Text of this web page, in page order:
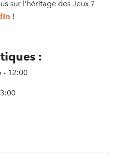
sur l’héritage des Jeux ?
!
:
- 12:00